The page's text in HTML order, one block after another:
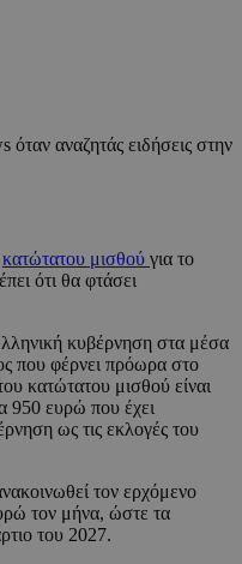
αναζητάς ειδήσεις στην
κατώτατου μισθού για το
ότι θα φτάσει
κυβέρνηση στα μέσα
που φέρνει πρόωρα στο
κατώτατου μισθού είναι
950 ευρώ που έχει
ως τις εκλογές του
τον ερχόμενο
τον μήνα, ώστε τα
του 2027.